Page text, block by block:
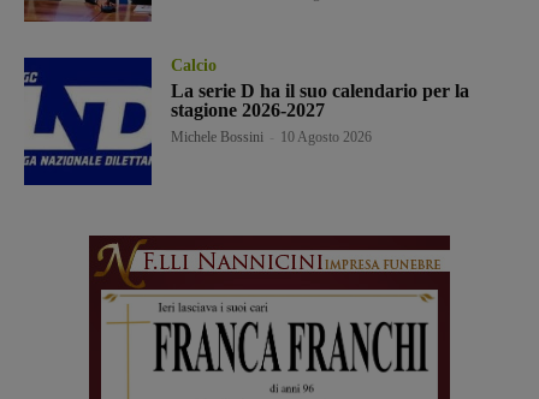
Calcio
La serie D ha il suo calendario per la
stagione 2026-2027
Michele Bossini 10 Agosto 2026